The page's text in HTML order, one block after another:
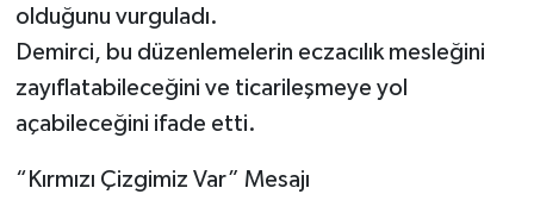
olduğunu vurguladı.
Demirci, bu düzenlemelerin eczacılık mesleğini
zayıflatabileceğini ve ticarileşmeye yol
açabileceğini ifade etti.
“Kırmızı Çizgimiz Var” Mesajı